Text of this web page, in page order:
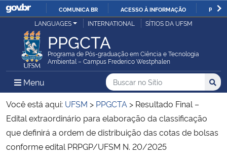
IR
O
CONTEÚDO
COMUNICA BR ACESSO À INFORMAÇÃO
Ministério da Justiça e Segurança Pública
Ministério da Defesa
Ministério das Relações Exteriores
Ministério da Economia
LANGUAGES INTERNATIONAL SÍTIOS DA UFSM
PPGCTA
Programa de Pós-graduação em Ciência e Tecnologia
Ambiental – Campus Frederico Westphalen
Menu Menu Principal do Sítio
Busca
Buscar no no Sítio
Busca:
Você está aqui: UFSM > PPGCTA > Resultado Final –
Edital extraordinário para elaboração da classificação
que definirá a ordem de distribuição das cotas de bolsas
conforme edital PRPGP/UFSM N. 20/2025